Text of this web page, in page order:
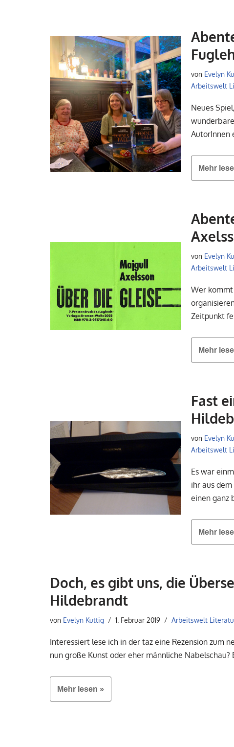
von Evelyn
Arbeitswelt
Neues
AutorInnen
Mehr
von Evelyn
Arbeitswelt
Wer kommt
Zeitpunkt
Mehr
Fast
von Evelyn
Arbeitswelt
Es war
ihr aus
einen ganz
Mehr
Doch, es gibt uns, die
Hildebrandt
von Evelyn Kuttig 1. Februar 2019 Arbeitswelt
Interessiert lese ich in der taz eine Rezension zum
nun große Kunst oder eher männliche Nabelschau?
Mehr lesen »